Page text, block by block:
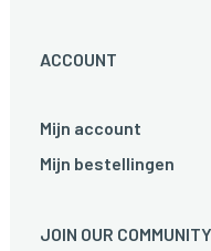
ACCOUNT
Mijn account
Mijn bestellingen
JOIN OUR